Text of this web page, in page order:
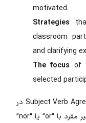
motivated.
Strategies
classroom
and clarifying
The focusof
selected
Subject Verb Agreement در
– هنگامی که دو یا چند اسم یا ضمیر مفرد با “or” یا “nor”